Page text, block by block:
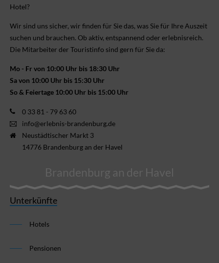
Hotel?
Wir sind uns sicher, wir finden für Sie das, was Sie für Ihre Aus­zeit
suchen und brauchen. Ob aktiv, ent­spannend oder erlebnis­reich.
Die Mitarbeiter der Touristinfo sind gern für Sie da:
Mo - Fr von 10:00 Uhr bis 18:30 Uhr
Sa von 10:00 Uhr bis 15:30 Uhr
So & Feiertage 10:00 Uhr bis 15:00 Uhr
0 33 81 - 79 63 60
info@erlebnis-brandenburg.de
Neustädtischer Markt 3
14776 Brandenburg an der Havel
Brandenburg an der Havel
Unterkünfte
Hotels
Pensionen